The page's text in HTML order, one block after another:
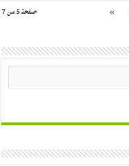
صفحة 5 من 7 »